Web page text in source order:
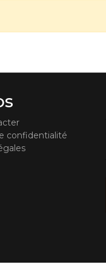
confidentialité